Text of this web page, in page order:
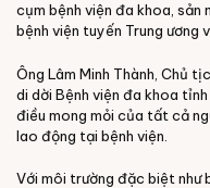
cụm bệnh viện đa khoa, sản
bệnh viện tuyến Trung ương
Ông Lâm Minh Thành, Chủ
di dời Bệnh viện đa khoa
điều mong mỏi của tất cả
lao động tại bệnh viện.
Với môi trường đặc biệt như